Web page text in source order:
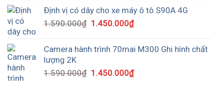
Định vị có dây cho xe máy ô tô S90A 4G
1.590.000₫ 1.450.000₫
Camera hành trình 70mai M300 Ghi hình chất
lượng 2K
1.590.000₫ 1.450.000₫